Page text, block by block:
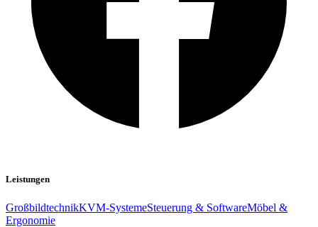
Leistungen
GroßbildtechnikKVM-SystemeSteuerung & SoftwareMöbel &
Ergonomie